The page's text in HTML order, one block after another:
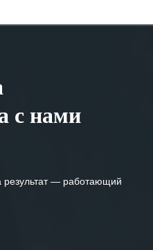
с нами
результат — работающий